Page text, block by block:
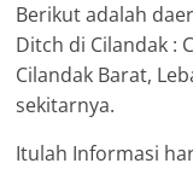
Berikut adalah
Ditch di Cilandak :
Cilandak Barat,
sekitarnya.
Itulah Informasi